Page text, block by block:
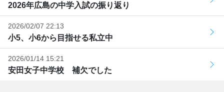
2026年広島の中学入試の振り返り
2026/02/07 22:13
小5、小6から目指せる私立中
2026/01/14 15:21
安田女子中学校 補欠でした